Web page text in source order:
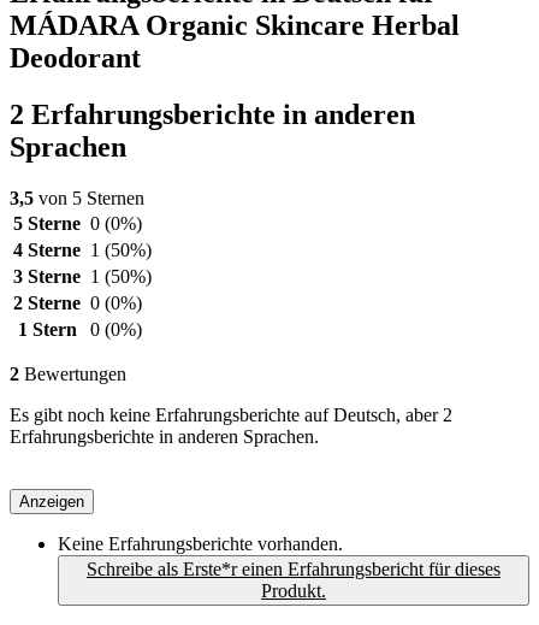
MÁDARA Organic Skincare Herbal
Deodorant
2 Erfahrungsberichte in anderen
Sprachen
3,5 von 5 Sternen
5 Sterne 0 (0%)
4 Sterne 1 (50%)
3 Sterne 1 (50%)
2 Sterne 0 (0%)
1 Stern
0 (0%)
2 Bewertungen
Es gibt noch keine Erfahrungsberichte auf Deutsch, aber 2
Erfahrungsberichte in anderen Sprachen.
Anzeigen
Keine Erfahrungsberichte vorhanden.
Schreibe als Erste*r einen Erfahrungsbericht für dieses
Produkt.